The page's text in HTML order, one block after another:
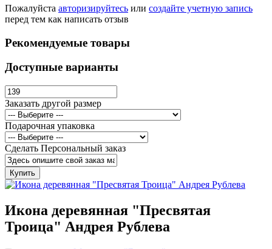
Пожалуйста авторизируйтесь или создайте учетную запись
перед тем как написать отзыв
Рекомендуемые товары
Доступные варианты
Заказать другой размер
Подарочная упаковка
Сделать Персональный заказ
Купить
Икона деревянная "Пресвятая
Троица" Андрея Рублева